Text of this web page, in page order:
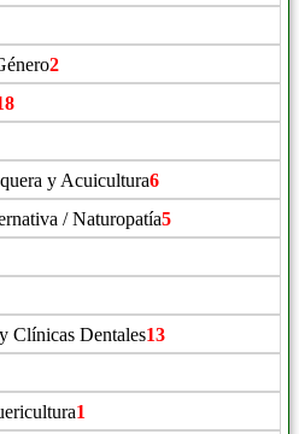
2
y Acuicultura6
/ Naturopatía5
Clínicas Dentales13
1